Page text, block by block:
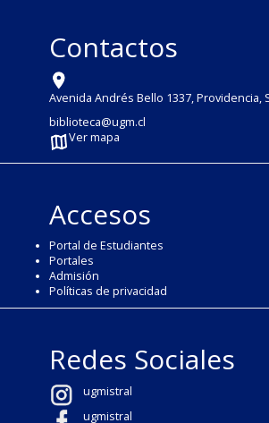
Contactos
Avenida Andrés Bello 1337, Providencia,
biblioteca@ugm.cl
Ver mapa
Accesos
Portal de Estudiantes
Portales
Admisión
Políticas de privacidad
Redes Sociales
ugmistral
ugmistral